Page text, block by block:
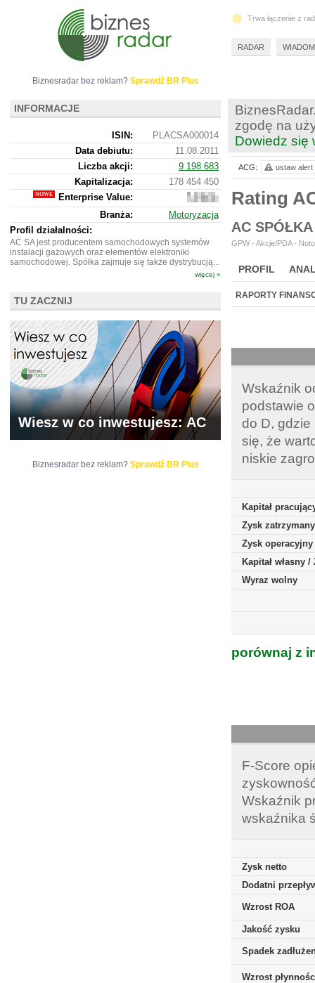
zgodę na
Dowiedz się
Rating
AC
GPW - Akcje/PDA -
PROFIL
BR LAB
RAPORTY
Wskaźnik
podstawie
do D, gdzie
się, że
niskie
Kapitał
Zysk
Zysk operacyjny
Kapitał własny
Wyraz wolny
porównaj z
F-Score
Wskaźnik
wskaźnika
Zysk netto
Dodatni
Wzrost ROA
Jakość zysku
Spadek
Wzrost
ACG: ustaw alert
Biznesradar bez reklam? Sprawdź BR Plus
INFORMACJE
ISIN:
PLACSA000014
Data debiutu:
11.08.2011
Liczba akcji:
9 198 683
Kapitalizacja:
178 454 450
Enterprise Value:
176
373
450
Branża:
Motoryzacja
Profil działalności:
AC SA jest producentem samochodowych systemów
instalacji gazowych oraz elementów elektroniki
samochodowej. Spółka zajmuje się także dystrybucją...
więcej »
TU ZACZNIJ
Wiesz w co inwestujesz: AC
Biznesradar bez reklam? Sprawdź BR Plus
Trwa łączenie z
RADAR